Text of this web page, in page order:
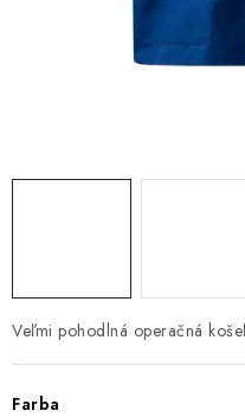
Pravidlá a nastavenia cookies
Veľmi pohodlná operačná
Farba